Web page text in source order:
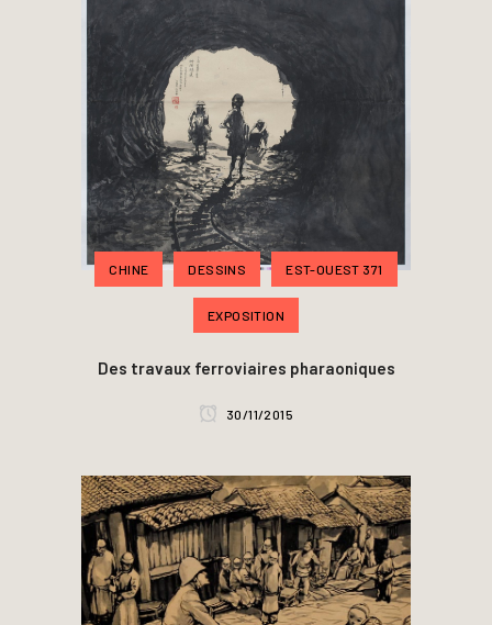
CHINE DESSINS EST-OUEST 371
EXPOSITION
Des travaux ferroviaires pharaoniques
30/11/2015